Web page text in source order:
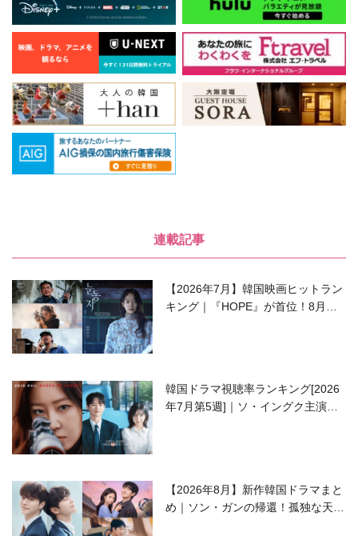
連載記事
【2026年7月】韓国映画ヒットラン
キング｜『HOPE』が首位！8月公
韓国ドラマ視聴率ランキング[2026
年7月第5週]｜ソ・イングク主演の
【2026年8月】新作韓国ドラマまと
め｜ソン・ガンの帰還！孤独な天才